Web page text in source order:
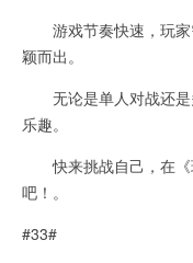
游戏节奏快速，玩家
颖而出。
无论是单人对战还是
乐趣。
快来挑战自己，在《
吧！。
#33#